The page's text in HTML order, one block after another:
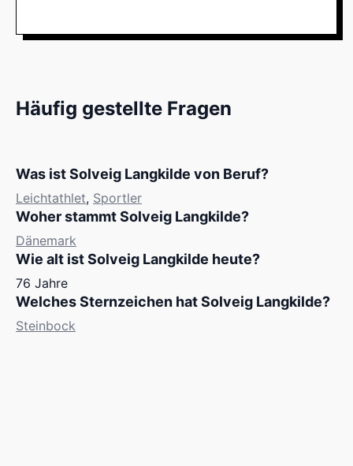
Häufig gestellte Fragen
Was ist Solveig Langkilde von Beruf?
Leichtathlet, Sportler
Woher stammt Solveig Langkilde?
Dänemark
Wie alt ist Solveig Langkilde heute?
76 Jahre
Welches Sternzeichen hat Solveig Langkilde?
Steinbock